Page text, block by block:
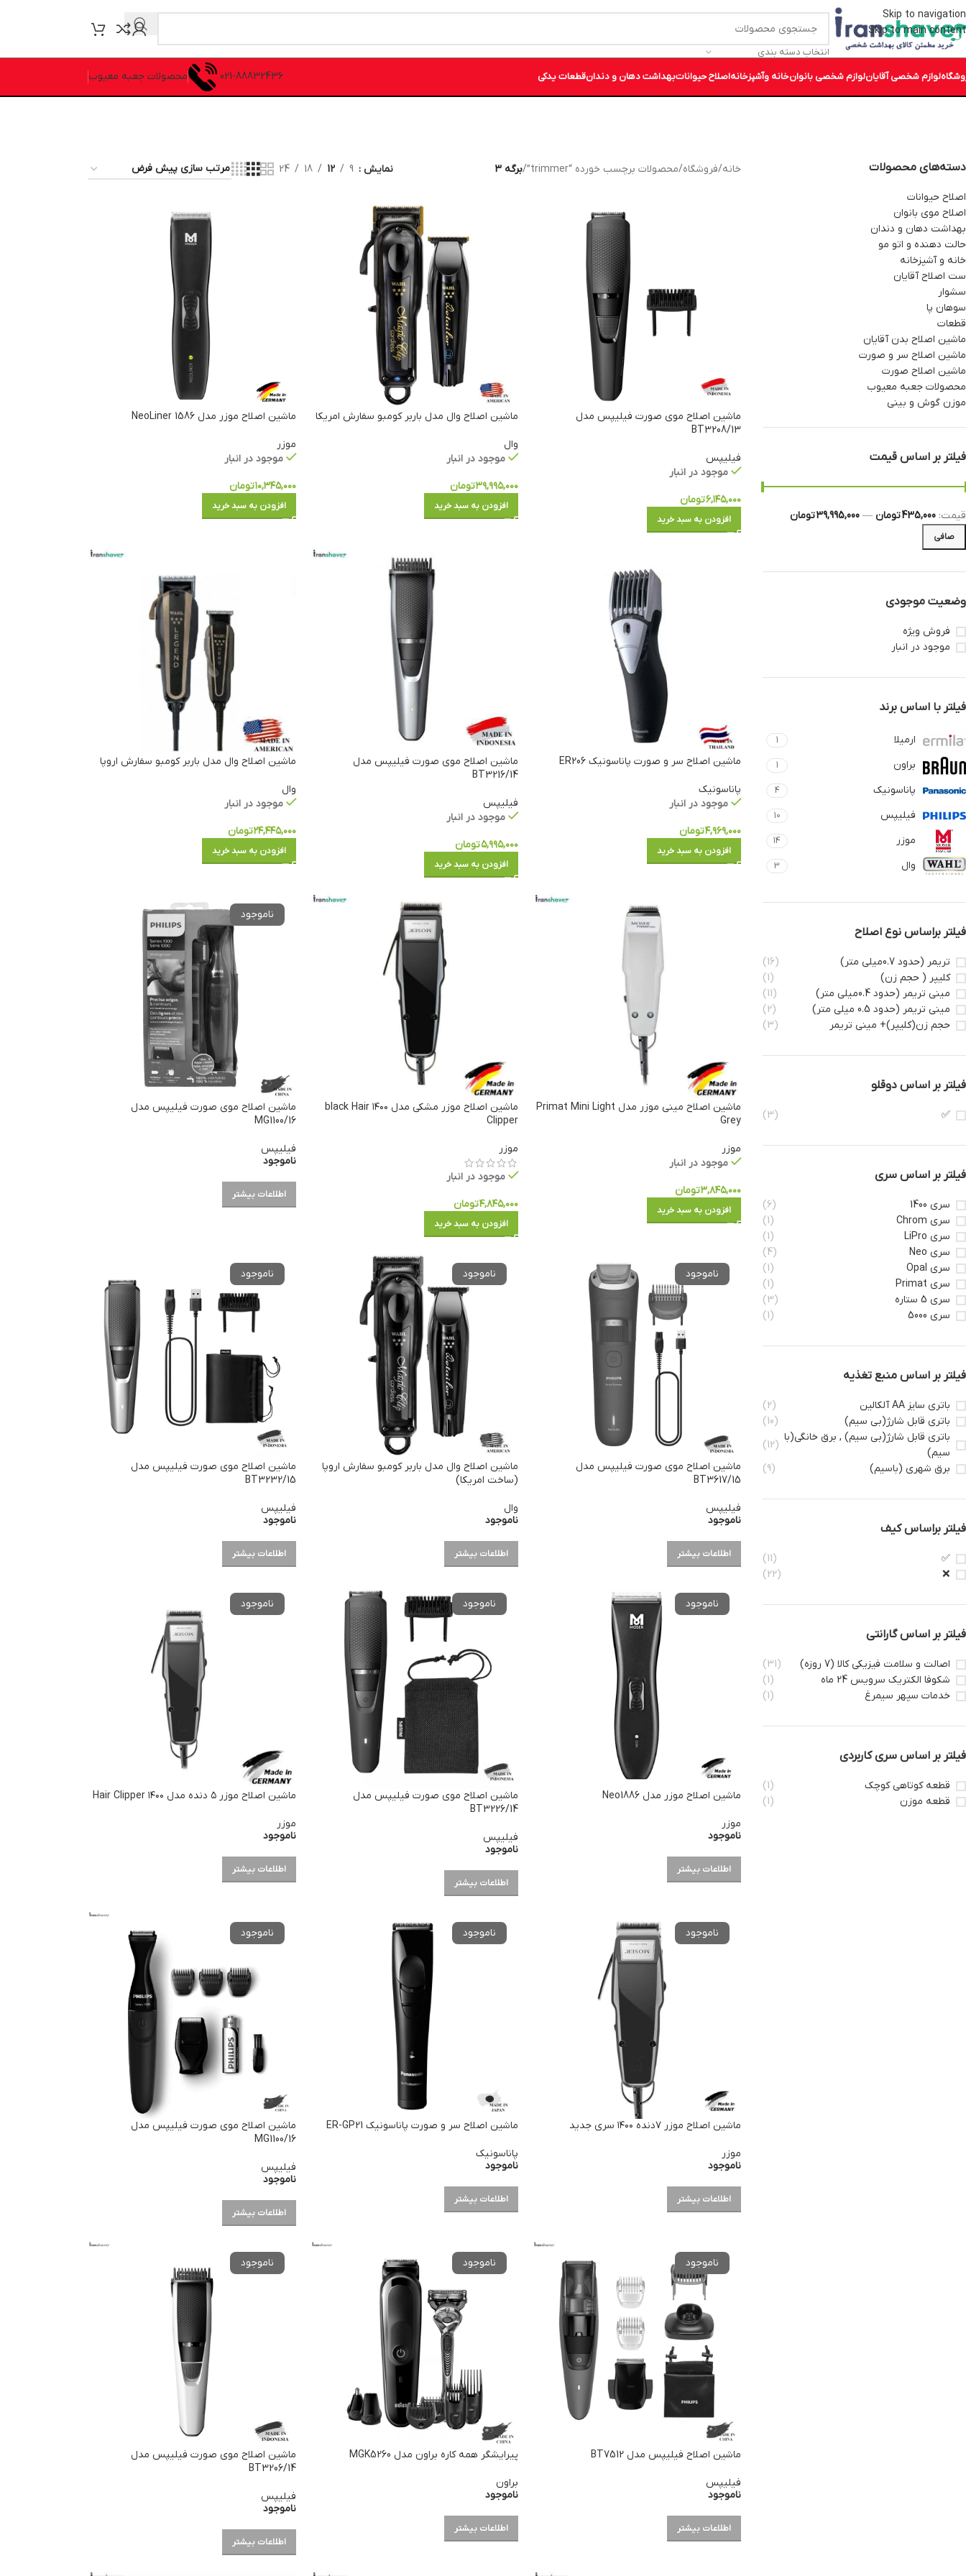
Skip to navigation
Skip to main content
انتخاب دسته بندی
لوازم شخصی آقایانلوازم شخصی بانوانخانه وآشپزخانهاصلاح حیواناتبهداشت دهان و دندانقطعات یدکی 021-88832436 محصولات جعبه معیوب
دسته‌های محصولات
اصلاح حیوانات
اصلاح موی بانوان
بهداشت دهان و دندان
حالت دهنده و اتو مو
خانه و آشپزخانه
ست اصلاح آقایان
سشوار
سوهان پا
قطعات
ماشین اصلاح بدن آقایان
ماشین اصلاح سر و صورت
ماشین اصلاح صورت
محصولات جعبه معیوب
موزن گوش و بینی
فیلتر بر اساس قیمت
صافی
قيمت: 435,000 تومان — 39,995,000 تومان
وضعیت موجودی
فروش ویژه
موجود در انبار
فیلتر با اساس برند
ارمیلا 1
براون 1
پاناسونیک 4
فیلیپس 10
موزر 14
وال 3
فیلتر براساس نوع اصلاح
تریمر (حدود 0.7میلی متر)
(16)
کلیپر ( حجم زن)
(1)
مینی تریمر (حدود 0.4میلی متر)
(11)
مینی تریمر (حدود 0.5 میلی متر)
(2)
حجم زن(کلیپر)+ مینی تریمر
(3)
فیلتر بر اساس دوقلو
✅
(3)
فیلتر بر اساس سری
سری 1400
(6)
سری Chrom
(1)
سری LiPro
(1)
سری Neo
(4)
سری Opal
(1)
سری Primat
(1)
سری 5 ستاره
(3)
سری 5000
(1)
فیلتر بر اساس منبع تغذیه
باتری سایز AA آلکالین
(2)
باتری قابل شارژ(بی سیم)
(10)
باتری قابل شارژ(بی سیم) , برق خانگی(با
سیم)
(12)
برق شهری (باسیم)
(9)
فیلتر براساس کیف
✅
(11)
❌
(22)
فیلتر بر اساس گارانتی
اصالت و سلامت فیزیکی کالا (7 روزه)
(31)
شکوفا الکتریک سرویس 24 ماه
(1)
خدمات سپهر سیمرغ
(1)
فیلتر بر اساس سری کاربردی
قطعه کوتاهی کوچک
(1)
قطعه موزن
(1)
خانه/فروشگاه/محصولات برچسب خورده “trimmer” /برگه 3 نمایش 9
12
18
24
ماشین اصلاح موی صورت فیلیپس مدل
BT3208/13
فیلیپس
موجود در انبار
۶,۱۴۵,۰۰۰تومان
افزودن به سبد خرید
ماشین اصلاح وال مدل باربر کومبو سفارش امریکا
وال
موجود در انبار
۳۹,۹۹۵,۰۰۰تومان
افزودن به سبد خرید
ماشین اصلاح موزر مدل NeoLiner 1586
موزر
موجود در انبار
۱۰,۳۴۵,۰۰۰تومان
افزودن به سبد خرید
ماشین اصلاح سر و صورت پاناسونیک ER206
پاناسونیک
موجود در انبار
۴,۹۶۹,۰۰۰تومان
افزودن به سبد خرید
ماشین اصلاح موی صورت فیلیپس مدل
BT3216/14
فیلیپس
موجود در انبار
۵,۹۹۵,۰۰۰تومان
افزودن به سبد خرید
ماشین اصلاح وال مدل باربر کومبو سفارش اروپا
وال
موجود در انبار
۲۴,۴۴۵,۰۰۰تومان
افزودن به سبد خرید
ماشین اصلاح مینی موزر مدل Primat Mini Light
Grey
موزر
موجود در انبار
۳,۸۴۵,۰۰۰تومان
افزودن به سبد خرید
ماشین اصلاح موزر مشکی مدل ۱۴۰۰ black Hair
Clipper
موزر
موجود در انبار
۴,۸۴۵,۰۰۰تومان
افزودن به سبد خرید
ماشین اصلاح موی صورت فیلیپس مدل
MG1100/16
فیلیپس
ناموجود
اطلاعات بیشتر
ماشین اصلاح موی صورت فیلیپس مدل
BT3617/15
فیلیپس
ناموجود
اطلاعات بیشتر
ماشین اصلاح وال مدل باربر کومبو سفارش اروپا
(ساخت امریکا)
وال
ناموجود
اطلاعات بیشتر
ماشین اصلاح موی صورت فیلیپس مدل
BT3232/15
فیلیپس
ناموجود
اطلاعات بیشتر
ماشین اصلاح موزر مدل Neo1886
موزر
ناموجود
اطلاعات بیشتر
ماشین اصلاح موی صورت فیلیپس مدل
BT3226/14
فیلیپس
ناموجود
اطلاعات بیشتر
ماشین اصلاح موزر ۵ دنده مدل ۱۴۰۰ Hair Clipper
موزر
ناموجود
اطلاعات بیشتر
ماشین اصلاح موزر ۷دنده ۱۴۰۰ سری جدید
موزر
ناموجود
اطلاعات بیشتر
ماشین اصلاح سر و صورت پاناسونیک ER-GP21
پاناسونیک
ناموجود
اطلاعات بیشتر
ماشین اصلاح موی صورت فیلیپس مدل
MG1100/16
فیلیپس
ناموجود
اطلاعات بیشتر
ماشین اصلاح فیلیپس مدل BT7512
فیلیپس
ناموجود
اطلاعات بیشتر
پیرایشگر همه کاره براون مدل MGK5260
براون
ناموجود
اطلاعات بیشتر
ماشین اصلاح موی صورت فیلیپس مدل
BT3206/14
فیلیپس
ناموجود
اطلاعات بیشتر